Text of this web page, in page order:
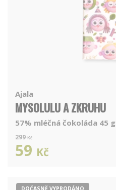
Ajala
MYSOLULU A ZKRUHU
57% mléčná čokoláda 45 g
299 Kč
59 Kč
DOČASNĚ VYPRODÁNO